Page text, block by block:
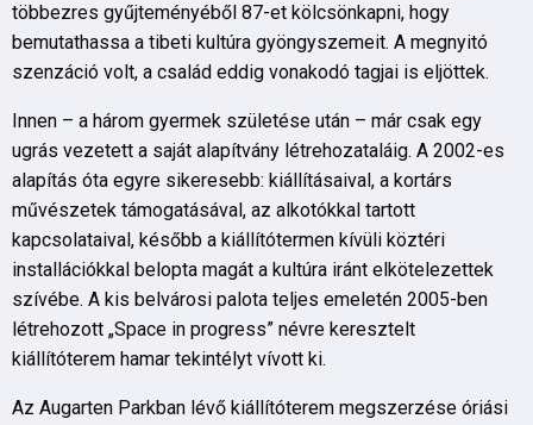
többezres gyűjteményéből 87-et kölcsönkapni, hogy
bemutathassa a tibeti kultúra gyöngyszemeit. A megnyitó
szenzáció volt, a család eddig vonakodó tagjai is eljöttek.
Innen – a három gyermek születése után – már csak egy
ugrás vezetett a saját alapítvány létrehozataláig. A 2002-es
alapítás óta egyre sikeresebb: kiállításaival, a kortárs
művészetek támogatásával, az alkotókkal tartott
kapcsolataival, később a kiállítótermen kívüli köztéri
installációkkal belopta magát a kultúra iránt elkötelezettek
szívébe. A kis belvárosi palota teljes emeletén 2005-ben
létrehozott „Space in progress” névre keresztelt
kiállítóterem hamar tekintélyt vívott ki.
Az Augarten Parkban lévő kiállítóterem megszerzése óriási